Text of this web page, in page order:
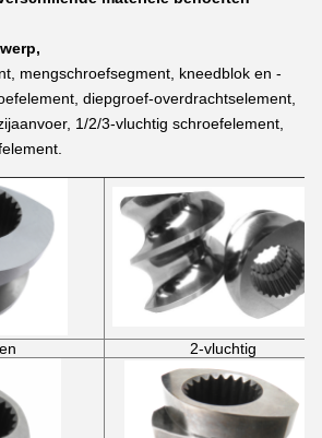
mengschroefsegment, kneedblok en -
diepgroef-overdrachtselement,
1/2/3-vluchtig schroefelement,
2-vluchtig